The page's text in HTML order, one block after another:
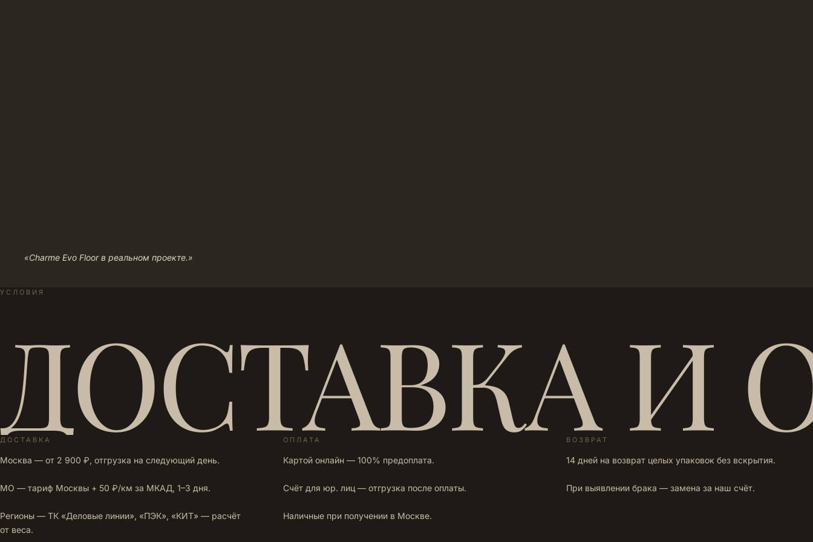
«Charme Evo Floor в реальном проекте.»
УСЛОВИЯ
ДОСТАВКА И
ДОСТАВКА
Москва — от 2 900 ₽, отгрузка на следующий день.
МО — тариф Москвы + 50 ₽/км за МКАД, 1–3 дня.
Регионы — ТК «Деловые линии», «ПЭК», «КИТ» — расчёт
от веса.
ОПЛАТА
Картой онлайн — 100% предоплата.
Счёт для юр. лиц — отгрузка после оплаты.
Наличные при получении в Москве.
ВОЗВРАТ
14 дней на возврат целых упаковок без вскрытия.
При выявлении брака — замена за наш счёт.